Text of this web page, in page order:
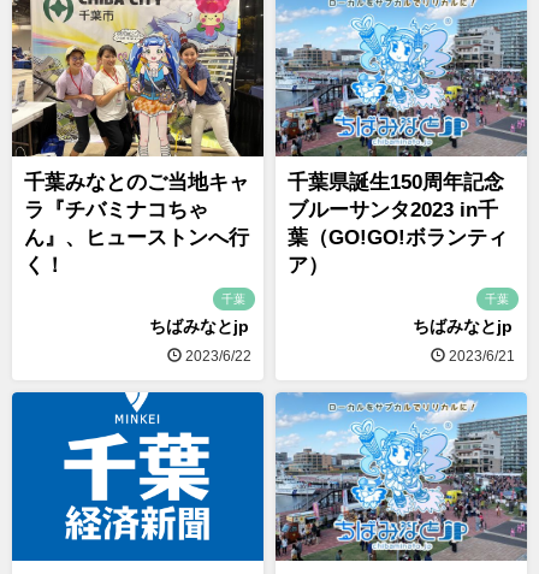
千葉みなとのご当地キャ
ラ『チバミナコちゃ
ん』、ヒューストンへ行
く！
千葉
ちばみなとjp
2023/6/22
千葉県誕生150周年記念
ブルーサンタ2023 in千
葉（GO!GO!ボランティ
ア）
千葉
ちばみなとjp
2023/6/21